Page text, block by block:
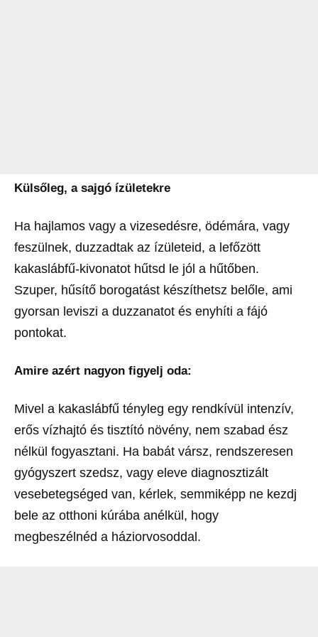
Külsőleg, a sajgó ízületekre
Ha hajlamos vagy a vizesedésre, ödémára, vagy
feszülnek, duzzadtak az ízületeid, a lefőzött
kakaslábfű-kivonatot hűtsd le jól a hűtőben.
Szuper, hűsítő borogatást készíthetsz belőle, ami
gyorsan leviszi a duzzanatot és enyhíti a fájó
pontokat.
Amire azért nagyon figyelj oda:
Mivel a kakaslábfű tényleg egy rendkívül intenzív,
erős vízhajtó és tisztító növény, nem szabad ész
nélkül fogyasztani. Ha babát vársz, rendszeresen
gyógyszert szedsz, vagy eleve diagnosztizált
vesebetegséged van, kérlek, semmiképp ne kezdj
bele az otthoni kúrába anélkül, hogy
megbeszélnéd a háziorvosoddal.